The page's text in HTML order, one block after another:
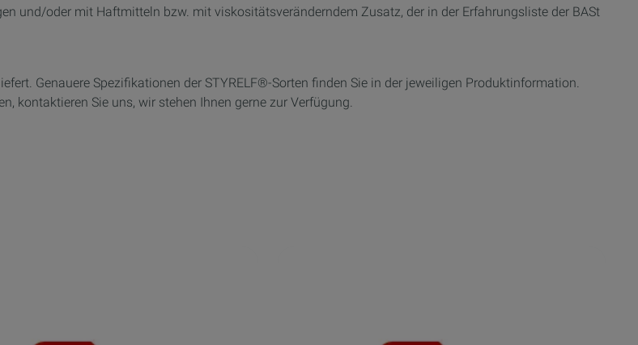
und/oder mit Haftmitteln bzw. mit viskositätsveränderndem Zusatz, der in der Erfahrungsliste der BASt
Genauere Spezifikationen der STYRELF®-Sorten finden Sie in der jeweiligen Produktinformation.
kontaktieren Sie uns, wir stehen Ihnen gerne zur Verfügung.